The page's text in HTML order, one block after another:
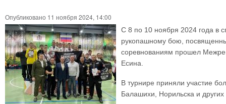
Опубликовано 11 ноября 2024, 14:00
С 8 по 10 ноября 2024 года в
рукопашному бою,
соревнованиям прошел
Есина.
В турнире приняли участие
Балашихи, Норильска и